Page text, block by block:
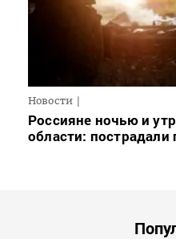
Новости
Россияне ночью и
области: пострадали